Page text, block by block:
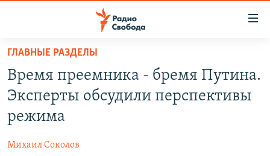
упрощенного
доступа
Вернуться
основному
Вернутся
ПОДКАСТЫ
АВТОРСКИЕ ПРОЕКТЫ
МНЕНИЯ
ГЛАВНЫЕ РАЗДЕЛЫ
Время преемника - бремя Путина.
Эксперты обсудили перспективы
режима
Михаил Соколов